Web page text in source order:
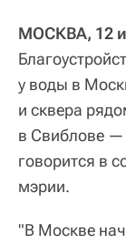
МОСКВА, 12
у воды в
и сквера
в Свиблове —
говорится в
мэрии.
"В Москве